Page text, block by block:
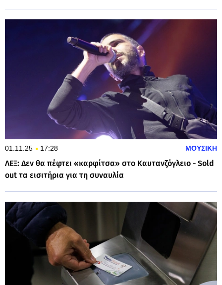
01.11.25 17:28 ΜΟΥΣΙΚΗ
ΛΕΞ: Δεν θα πέφτει «καρφίτσα» στο Καυτανζόγλειο - Sold
out τα εισιτήρια για τη συναυλία